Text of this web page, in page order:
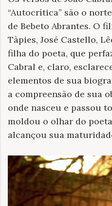
“Autocrítica” são o
de Bebeto Abrantes. O
Tàpies, José Castello,
filha do poeta, que
Cabral e, claro,
elementos de sua
a compreensão de sua
onde nasceu e passou
moldou o olhar do
alcançou sua